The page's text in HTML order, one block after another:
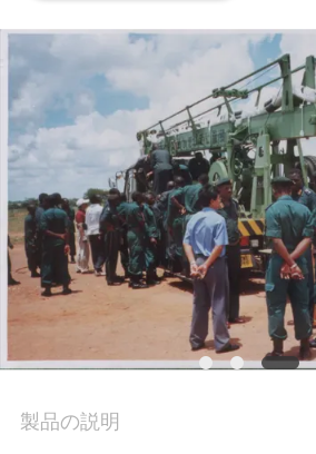
場
旅
行
品
質
管
製品の説明